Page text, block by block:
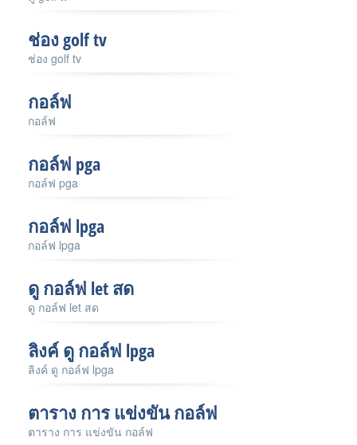
ช่อง golf tv
ช่อง golf tv
กอล์ฟ
กอล์ฟ
กอล์ฟ pga
กอล์ฟ pga
กอล์ฟ lpga
กอล์ฟ lpga
ดู กอล์ฟ let สด
ดู กอล์ฟ let สด
ลิงค์ ดู กอล์ฟ lpga
ลิงค์ ดู กอล์ฟ lpga
ตาราง การ แข่งขัน กอล์ฟ
ตาราง การ แข่งขัน กอล์ฟ